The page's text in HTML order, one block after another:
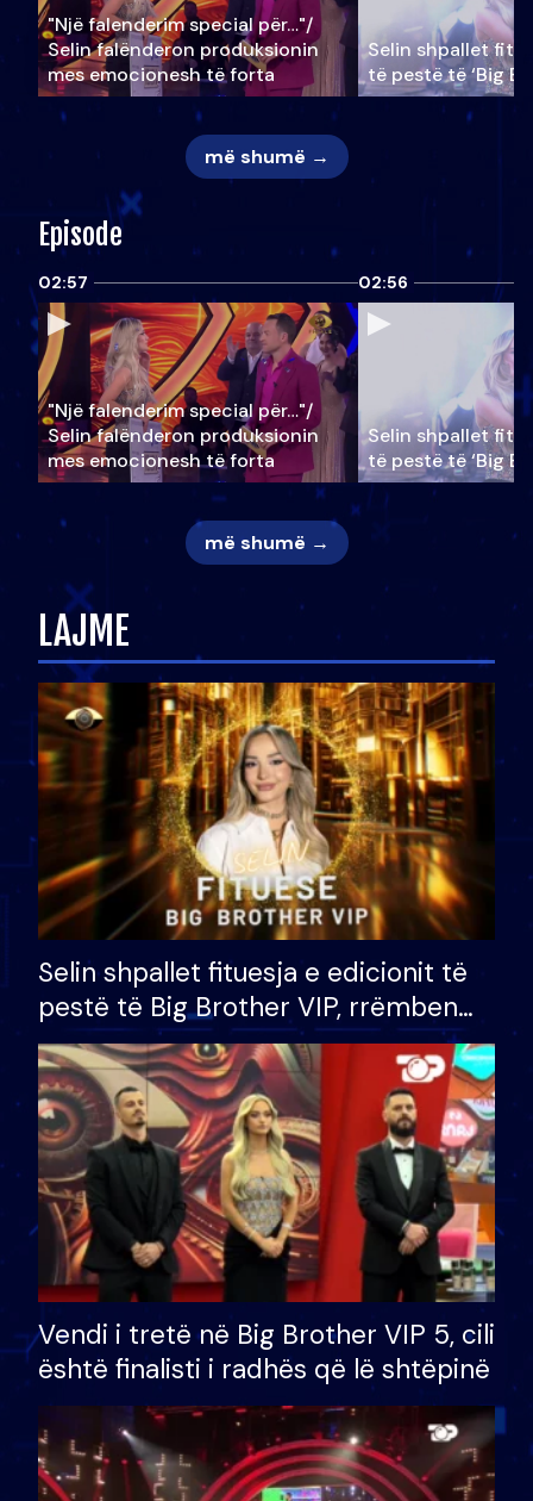
"Një falenderim special për…"/
Selin falënderon produksionin
mes emocionesh të forta
Selin shpallet
të pestë të ‘Big
më shumë →
Episode
02:57
"Një falenderim special për…"/
Selin falënderon produksionin
mes emocionesh të forta
02:56
Selin shpallet
të pestë të ‘Big
më shumë →
LAJME
Selin shpallet fituesja e edicionit të
pestë të Big Brother VIP, rrëmben
çmimin e madh prej 100 mijë eurosh
Vendi i tretë në Big Brother VIP 5, cili
është finalisti i radhës që lë shtëpinë